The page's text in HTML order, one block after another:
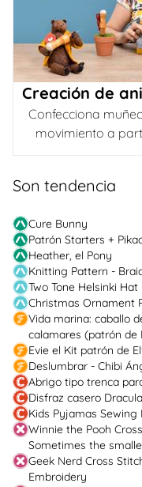
Creación de
Confecciona
movimiento a
Son tendencia
Cure Bunny
Patrón Starters +
Heather, el Pony
Knitting Pattern -
Two Tone Helsinki
Christmas Ornament
Vida marina: caballo
calamares (patrón de
Evie el Kit patrón de
Deslumbrar - Chibi
Abrigo tipo trenca
Disfraz casero
Kids Pyjamas Sewing
Winnie the Pooh
Sometimes the
Geek Nerd Cross
Embroidery